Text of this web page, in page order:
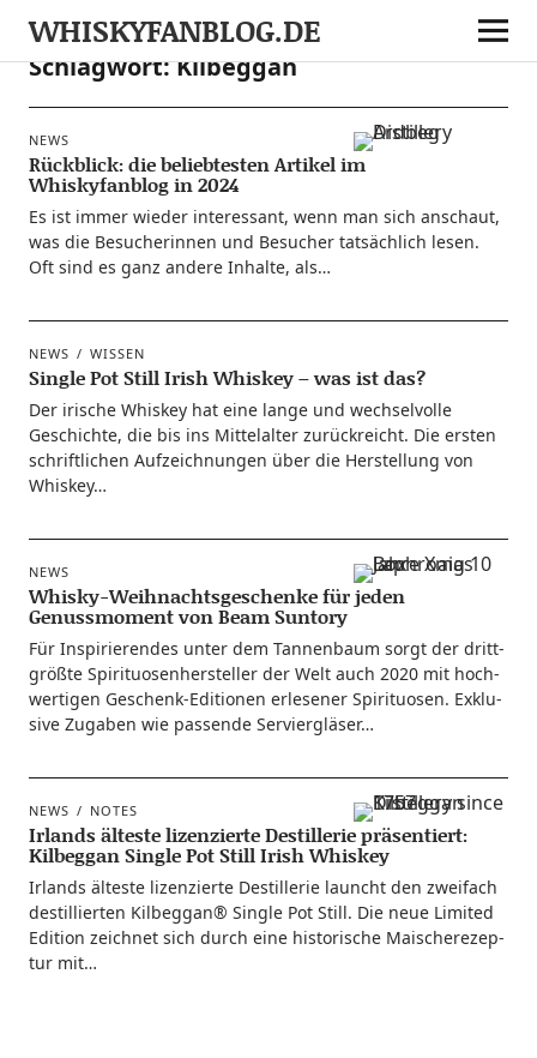
WHISKYFANBLOG.DE
Schlagwort:Kilbeggan
NEWS
Rückblick: die beliebtesten Artikel im
Whiskyfanblog in 2024
Es ist immer wie­der inter­es­sant, wenn man sich anschaut,
was die Besu­che­rin­nen und Besu­cher tat­säch­lich lesen.
Oft sind es ganz ande­re Inhal­te, als…
NEWS WISSEN
Single Pot Still Irish Whiskey – was ist das?
Der iri­sche Whis­key hat eine lan­ge und wech­sel­vol­le
Geschich­te, die bis ins Mit­tel­al­ter zurück­reicht. Die ers­ten
schrift­li­chen Auf­zeich­nun­gen über die Her­stel­lung von
Whiskey…
NEWS
Whisky-Weihnachtsgeschenke für jeden
Genussmoment von Beam Suntory
Für Inspi­rie­ren­des unter dem Tan­nen­baum sorgt der dritt­
größ­te Spi­ri­tuo­sen­her­stel­ler der Welt auch 2020 mit hoch­
wer­ti­gen Geschenk-Edi­­tio­­nen erle­se­ner Spi­ri­tuo­sen. Exklu­
si­ve Zuga­ben wie pas­sen­de Serviergläser…
NEWS NOTES
Irlands älteste lizenzierte Destillerie präsentiert:
Kilbeggan Single Pot Still Irish Whiskey
Irlands ältes­te lizen­zier­te Destil­le­rie launcht den zwei­fach
destil­lier­ten Kil­be­ggan® Sin­gle Pot Still. Die neue Limi­t­ed
Edi­ti­on zeich­net sich durch eine his­to­ri­sche Mai­sche­re­zep­
tur mit…